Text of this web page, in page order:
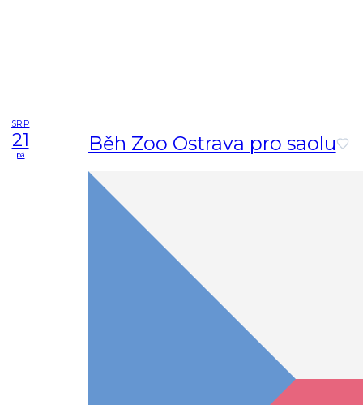
SRP
21
pá Běh Zoo Ostrava pro saolu